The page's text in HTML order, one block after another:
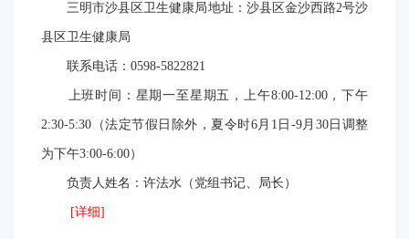
三明市沙县区卫生健康局地址：沙县区金沙西路2号沙
县区卫生健康局
联系电话：0598-5822821
上班时间：星期一至星期五，上午8:00-12:00，下午
2:30-5:30（法定节假日除外，夏令时6月1日-9月30日调整
为下午3:00-6:00）
负责人姓名：许法水（党组书记、局长）
[详细]